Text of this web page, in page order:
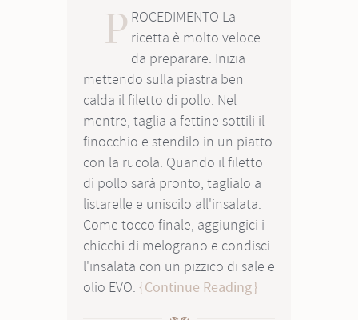
P ROCEDIMENTO La
ricetta è molto veloce
da preparare. Inizia
mettendo sulla piastra ben
calda il filetto di pollo. Nel
mentre, taglia a fettine sottili il
finocchio e stendilo in un piatto
con la rucola. Quando il filetto
di pollo sarà pronto, taglialo a
listarelle e uniscilo all'insalata.
Come tocco finale, aggiungici i
chicchi di melograno e condisci
l'insalata con un pizzico di sale e
olio EVO. Continue Reading